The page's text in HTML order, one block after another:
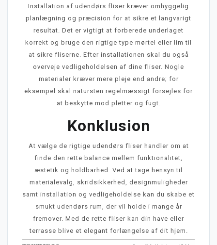
Installation af udendørs fliser kræver omhyggelig
planlægning og præcision for at sikre et langvarigt
resultat. Det er vigtigt at forberede underlaget
korrekt og bruge den rigtige type mørtel eller lim til
at sikre fliserne. Efter installationen skal du også
overveje vedligeholdelsen af dine fliser. Nogle
materialer kræver mere pleje end andre; for
eksempel skal natursten regelmæssigt forsejles for
at beskytte mod pletter og fugt.
Konklusion
At vælge de rigtige udendørs fliser handler om at
finde den rette balance mellem funktionalitet,
æstetik og holdbarhed. Ved at tage hensyn til
materialevalg, skridsikkerhed, designmuligheder
samt installation og vedligeholdelse kan du skabe et
smukt udendørs rum, der vil holde i mange år
fremover. Med de rette fliser kan din have eller
terrasse blive et elegant forlængelse af dit hjem.